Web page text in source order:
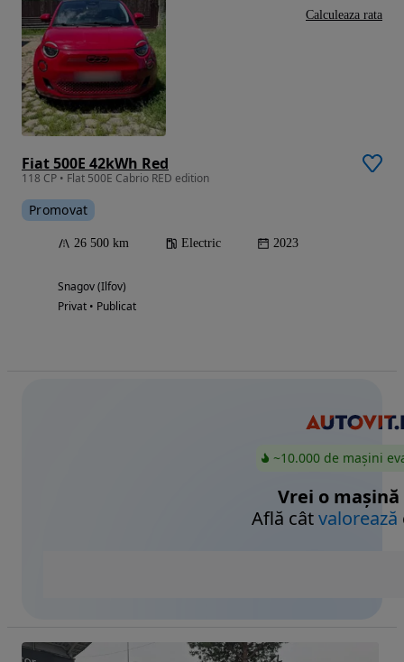
Fiat 500E 42kWh Red
118 CP • Flat 500E Cabrio RED edition
Promovat
26 500 km Electric 2023
Snagov (Ilfov)
Privat • Publicat
Calculeaza rata
~10.000 de mașini
Vrei o mașină
Află câtvalorează